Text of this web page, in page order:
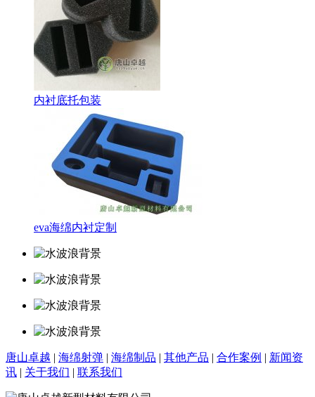
内衬底托包装
eva海绵内衬定制
唐山卓越 | 海绵射弹 | 海绵制品 | 其他产品 | 合作案例 | 新闻资
讯 | 关于我们 | 联系我们